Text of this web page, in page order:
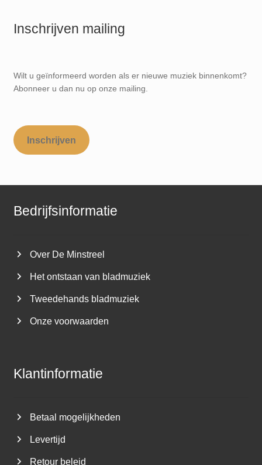
Inschrijven mailing
Wilt u geïnformeerd worden als er nieuwe muziek binnenkomt?
Abonneer u dan nu op onze mailing.
Inschrijven
Bedrijfsinformatie
Over De Minstreel
Het ontstaan van bladmuziek
Tweedehands bladmuziek
Onze voorwaarden
Klantinformatie
Betaal mogelijkheden
Levertijd
Retour beleid